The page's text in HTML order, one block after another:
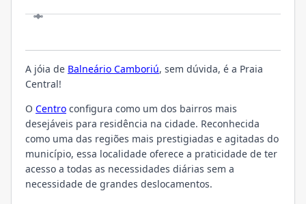
A jóia de Balneário Camboriú, sem dúvida, é a Praia
Central!
O Centro configura como um dos bairros mais
desejáveis para residência na cidade. Reconhecida
como uma das regiões mais prestigiadas e agitadas do
município, essa localidade oferece a praticidade de ter
acesso a todas as necessidades diárias sem a
necessidade de grandes deslocamentos.